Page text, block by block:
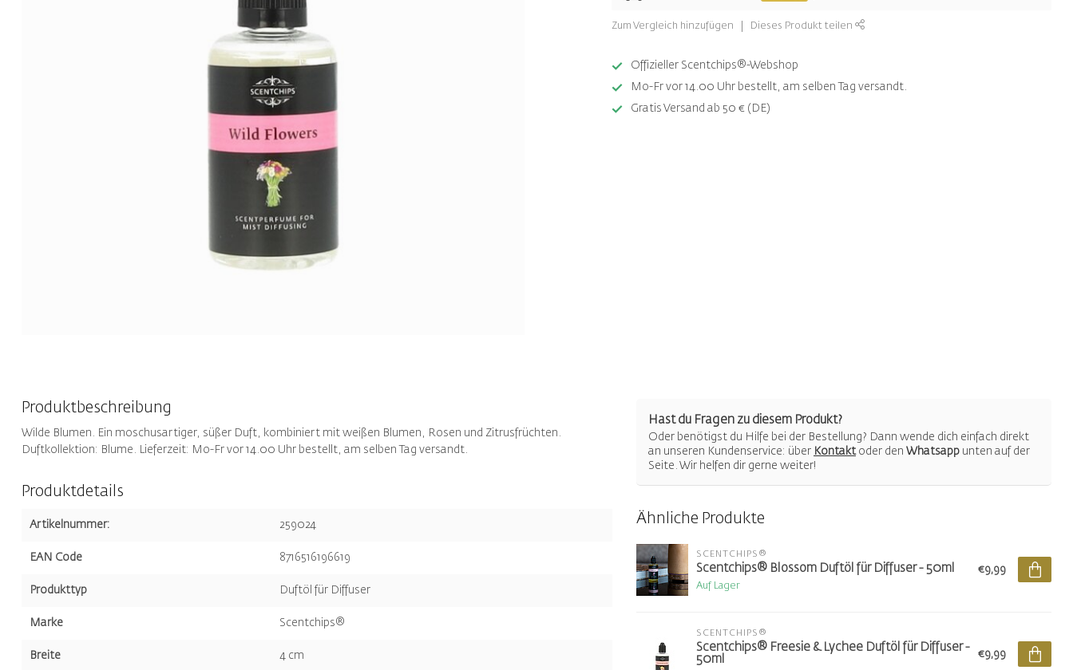
Zum Vergleich hinzufügen Dieses Produkt teilen
Offizieller Scentchips®-Webshop
Mo-Fr vor 14.00 Uhr bestellt, am selben Tag versandt.
Gratis Versand ab 50 € (DE)
Produktbeschreibung
Wilde Blumen. Ein moschusartiger, süßer Duft, kombiniert mit weißen Blumen, Rosen und Zitrusfrüchten.
Duftkollektion: Blume. Lieferzeit: Mo-Fr vor 14.00 Uhr bestellt, am selben Tag versandt.
Produktdetails
Artikelnummer: 259024
EAN Code 8716516196619
Produkttyp Duftöl für Diffuser
Marke Scentchips®
Breite 4 cm
Hast du Fragen zu diesem Produkt?
Oder benötigst du Hilfe bei der Bestellung? Dann wende dich einfach direkt
an unseren Kundenservice: über Kontaktoder den Whatsapp unten auf der
Seite. Wir helfen dir gerne weiter!
Ähnliche Produkte
SCENTCHIPS®
Scentchips® Blossom Duftöl für Diffuser - 50ml
Auf Lager
€9,99
SCENTCHIPS®
Scentchips® Freesie & Lychee Duftöl für Diffuser -
50ml
€9,99